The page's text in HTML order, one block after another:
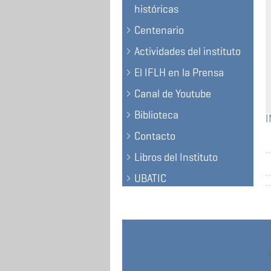
históricas
Centenario
Actividades del instituto
El IFLH en la Prensa
Canal de Youtube
Biblioteca
Contacto
Libros del Instituto
UBATIC